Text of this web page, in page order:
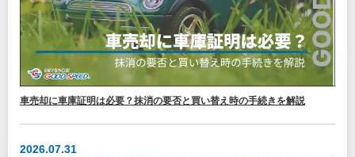
車売却に車庫証明は必要？抹消の要否と買い替え時の手続きを解説
2026.07.31